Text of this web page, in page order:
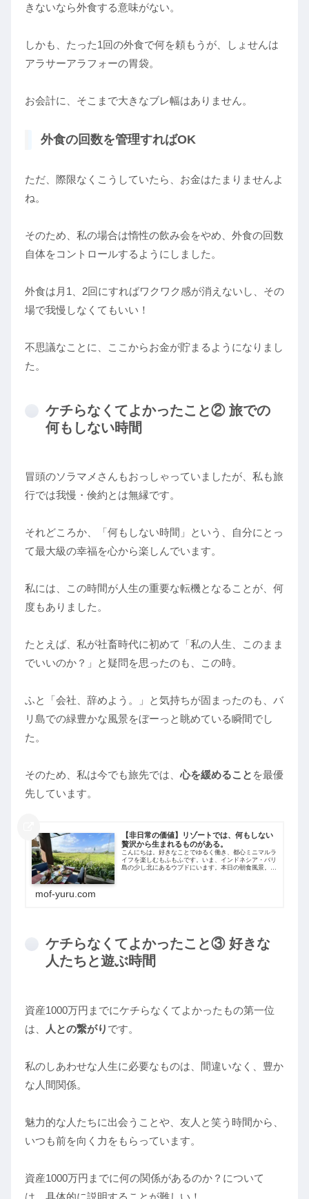
きないなら外食する意味がない。
しかも、たった1回の外食で何を頼もうが、しょせんは
アラサーアラフォーの胃袋。
お会計に、そこまで大きなブレ幅はありません。
外食の回数を管理すればOK
ただ、際限なくこうしていたら、お金はたまりませんよ
ね。
そのため、私の場合は惰性の飲み会をやめ、外食の回数
自体をコントロールするようにしました。
外食は月1、2回にすればワクワク感が消えないし、その
場で我慢しなくてもいい！
不思議なことに、ここからお金が貯まるようになりまし
た。
ケチらなくてよかったこと② 旅での
何もしない時間
冒頭のソラマメさんもおっしゃっていましたが、私も旅
行では我慢・倹約とは無縁です。
それどころか、「何もしない時間」という、自分にとっ
て最大級の幸福を心から楽しんでいます。
私には、この時間が人生の重要な転機となることが、何
度もありました。
たとえば、私が社畜時代に初めて「私の人生、このまま
でいいのか？」と疑問を思ったのも、この時。
ふと「会社、辞めよう。」と気持ちが固まったのも、バ
リ島での緑豊かな風景をぼーっと眺めている瞬間でし
た。
そのため、私は今でも旅先では、心を緩めること を最優
先しています。
【非日常の価値】リゾートでは、何もしない
贅沢から生まれるものがある。
こんにちは。好きなことでゆるく働き、都心ミニマルラ
イフを楽しむもふもふです。いま、インドネシア・バリ
島の少し北にあるウブドにいます。本日の朝食風景。ラ
mof-yuru.com
ケチらなくてよかったこと③ 好きな
人たちと遊ぶ時間
資産1000万円までにケチらなくてよかったもの第一位
は、
人との繋がり です。
私のしあわせな人生に必要なものは、間違いなく、豊か
な人間関係。
魅力的な人たちに出会うことや、友人と笑う時間から、
いつも前を向く力をもらっています。
資産1000万円までに何の関係があるのか？について
は、具体的に説明することが難しい！